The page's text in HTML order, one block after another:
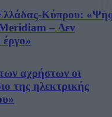
Κύπρου:
Meridiam – Δεν
έργο»
αχρήστων οι
της ηλεκτρικής